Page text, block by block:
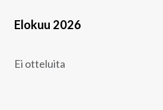
Elokuu 2026
Ei otteluita